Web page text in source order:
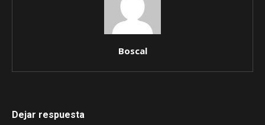
Boscal
Dejar respuesta